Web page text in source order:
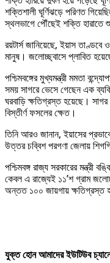
শক্তিশালী ঘূর্ণিঝড়ে পরিণত
স্থলভাগে পৌঁছেই শক্তি হারাতে
রয়টার্স জানিয়েছে, ইয়াস তাণ্ডবে
মানুষ। জলোচ্ছ্বাসে প্লাবিত
পশ্চিমবঙ্গের মুখ্যমন্ত্রী মমতা
সময় সাগরে ভেসে গেছেন এক
ঘরবাড়ি ক্ষতিগ্রস্ত হয়েছে।
বিস্তীর্ণ ফসলের ক্ষেত।
তিনি আরও জানান, ইয়াসের
উত্তর চব্বিশ পরগণা জেলায়
পশ্চিমবঙ্গ রাজ্য সরকারের মন্ত্রী
কেবল এ রাজ্যেই ১১’শ গ্রাম
অন্তত ১০০ জায়গায় ক্ষতিগ্রস্ত
যুক্ত হোন আমাদের ইউটিউব